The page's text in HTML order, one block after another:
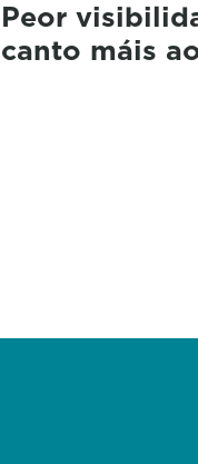
Peor
canto máis